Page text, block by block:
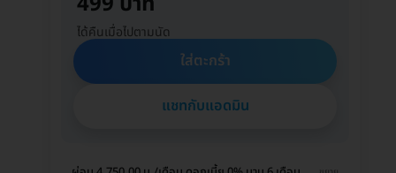
ได้คืนเมื่อไปตามนัด
ใส่ตะกร้า
แชทกับแอดมิน